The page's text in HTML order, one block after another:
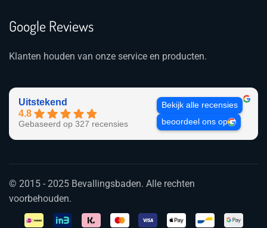
Google Reviews
Klanten houden van onze service en producten.
Uitstekend
4.8
Gebaseerd op 327 recensies
Bekijk alle recensies
beoordeel ons op
© 2015 - 2025 Bevallingsbaden. Alle rechten
voorbehouden.